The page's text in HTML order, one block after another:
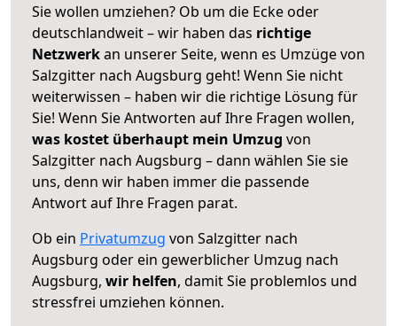
Sie wollen umziehen? Ob um die Ecke oder
deutschlandweit – wir haben das richtige
Netzwerkan unserer Seite, wenn es Umzüge von
Salzgitter nach Augsburg geht! Wenn Sie nicht
weiterwissen – haben wir die richtige Lösung für
Sie! Wenn Sie Antworten auf Ihre Fragen wollen,
was kostet überhaupt mein Umzug von
Salzgitter nach Augsburg – dann wählen Sie sie
uns, denn wir haben immer die passende
Antwort auf Ihre Fragen parat.
Ob ein Privatumzug von Salzgitter nach
Augsburg oder ein gewerblicher Umzug nach
Augsburg, wir helfen, damit Sie problemlos und
stressfrei umziehen können.